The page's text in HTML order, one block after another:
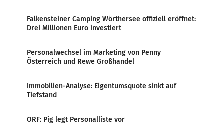
Falkensteiner Camping Wörthersee offiziell eröffnet:
Drei Millionen Euro investiert
Personalwechsel im Marketing von Penny
Österreich und Rewe Großhandel
Immobilien-Analyse: Eigentumsquote sinkt auf
Tiefstand
ORF: Pig legt Personalliste vor